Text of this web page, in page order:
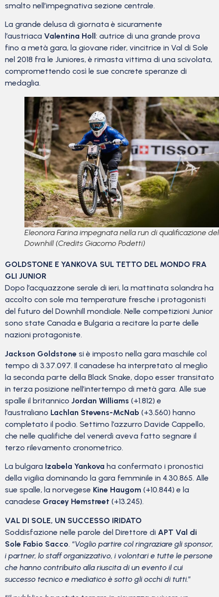
smalto nell’impegnativa sezione centrale.
La grande delusa di giornata è sicuramente
l’austriaca Valentina Holl: autrice di una grande prova
fino a metà gara, la giovane rider, vincitrice in Val di Sole
nel 2018 fra le Juniores, è rimasta vittima di una scivolata,
compromettendo così le sue concrete speranze di
medaglia.
Eleonora Farina impegnata nella run di qualificazione del
Downhill (Credits Giacomo Podetti)
GOLDSTONE E YANKOVA SUL TETTO DEL MONDO FRA
GLI JUNIOR
Dopo l’acquazzone serale di ieri, la mattinata solandra ha
accolto con sole ma temperature fresche i protagonisti
del futuro del Downhill mondiale. Nelle competizioni Junior
sono state Canada e Bulgaria a recitare la parte delle
nazioni protagoniste.
Jackson Goldstone si è imposto nella gara maschile col
tempo di 3.37.097. Il canadese ha interpretato al meglio
la seconda parte della Black Snake, dopo esser transitato
in terza posizione nell’intertempo di metà gara. Alle sue
spalle il britannico Jordan Williams (+1.812) e
l’australiano Lachlan Stevens-McNab (+3.560) hanno
completato il podio. Settimo l’azzurro Davide Cappello,
che nelle qualifiche del venerdì aveva fatto segnare il
terzo rilevamento cronometrico.
La bulgara Izabela Yankova ha confermato i pronostici
della vigilia dominando la gara femminile in 4.30.865. Alle
sue spalle, la norvegese Kine Haugom (+10.844) e la
canadese Gracey Hemstreet (+13.245).
VAL DI SOLE, UN SUCCESSO IRIDATO
Soddisfazione nelle parole del Direttore di APT Val di
Sole Fabio Sacco. “Voglio partire col ringraziare gli sponsor,
i partner, lo staff organizzativo, i volontari e tutte le persone
che hanno contribuito alla riuscita di un evento il cui
successo tecnico e mediatico è sotto gli occhi di tutti.”